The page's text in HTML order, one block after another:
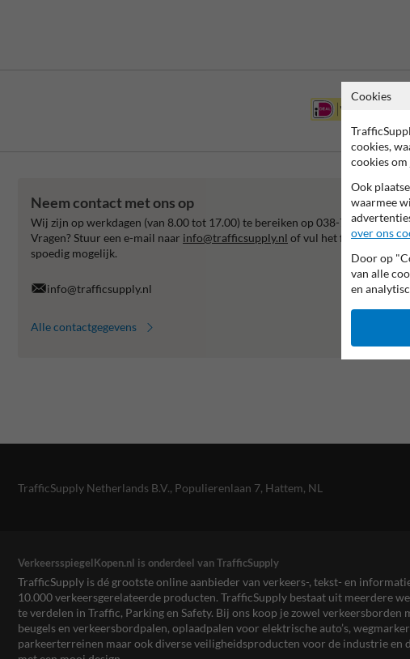
Neem contact met ons op
Wij zijn op werkdagen (van 8.00 tot 17.00) te bereiken op 038-7920070.
Vragen? Stuur een e-mail naar info@trafficsupply.nl of vul het formulier in
spoedig mogelijk.
info@trafficsupply.nl
Alle contactgegevens
TrafficSupply Netherlands B.V., Populierenlaan 7, Hattem, NL
VerkeersspiegelKopen.nl is onderdeel van TrafficSupply
TrafficSupply is dé grootste online aanbieder van verkeers-, tekst- en
10.000 verkeersgerelateerde producten. TrafficSupply bestaat uit meerdere
te verdelen in Traffic, Parking en Safety. Bij ons koop je zowel verkeersborden
beugels en verkeersbordpalen, oplaadpalen voor elektrische auto’s,
parkeerterreinen maar ook diverse veiligheidsproducten voor de industrie en
Cookies
cookies,
cookies
Ook
waarmee
over ons
Door op
van alle
en